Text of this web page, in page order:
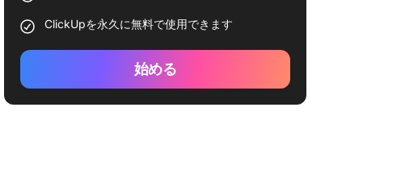
ClickUpを永久に無料で使用できます
始める